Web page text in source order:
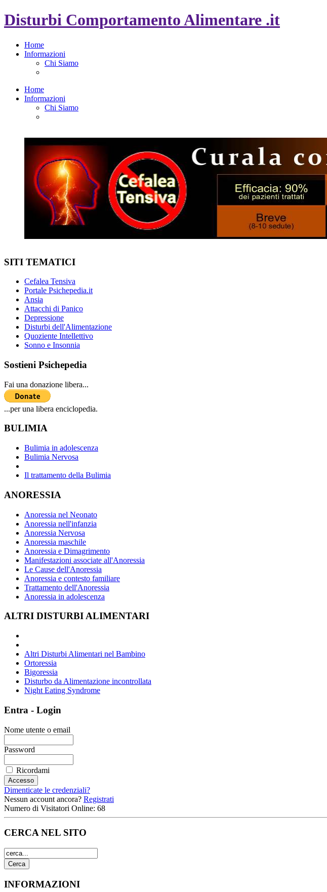
Disturbi Comportamento Alimentare .it
Home
Informazioni
Chi Siamo
Home
Informazioni
Chi Siamo
SITI TEMATICI
Cefalea Tensiva
Portale Psichepedia.it
Ansia
Attacchi di Panico
Depressione
Disturbi dell'Alimentazione
Quoziente Intellettivo
Sonno e Insonnia
Sostieni Psichepedia
Fai una donazione libera...
...per una libera enciclopedia.
BULIMIA
Bulimia in adolescenza
Bulimia Nervosa
Il trattamento della Bulimia
ANORESSIA
Anoressia nel Neonato
Anoressia nell'infanzia
Anoressia Nervosa
Anoressia maschile
Anoressia e Dimagrimento
Manifestazioni associate all'Anoressia
Le Cause dell'Anoressia
Anoressia e contesto familiare
Trattamento dell'Anoressia
Anoressia in adolescenza
ALTRI DISTURBI ALIMENTARI
Altri Disturbi Alimentari nel Bambino
Ortoressia
Bigoressia
Disturbo da Alimentazione incontrollata
Night Eating Syndrome
Entra - Login
Nome utente o email
Password
Ricordami
Dimenticate le credenziali?
Nessun account ancora? Registrati
Numero di Visitatori Online: 68
CERCA NEL SITO
INFORMAZIONI